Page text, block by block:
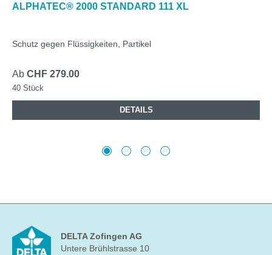
ALPHATEC® 2000 STANDARD 111 XL
Schutz gegen Flüssigkeiten, Partikel
Ab CHF 279.00
40 Stück
DETAILS
DELTA Zofingen AG
Untere Brühlstrasse 10